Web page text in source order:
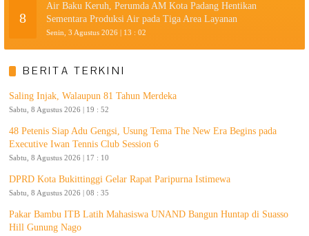
8
Air Baku Keruh, Perumda AM Kota Padang Hentikan
Sementara Produksi Air pada Tiga Area Layanan
Senin, 3 Agustus 2026 | 13 : 02
BERITA TERKINI
Saling Injak, Walaupun 81 Tahun Merdeka
Sabtu, 8 Agustus 2026 | 19 : 52
48 Petenis Siap Adu Gengsi, Usung Tema The New Era Begins pada
Executive Iwan Tennis Club Session 6
Sabtu, 8 Agustus 2026 | 17 : 10
DPRD Kota Bukittinggi Gelar Rapat Paripurna Istimewa
Sabtu, 8 Agustus 2026 | 08 : 35
Pakar Bambu ITB Latih Mahasiswa UNAND Bangun Huntap di Suasso
Hill Gunung Nago